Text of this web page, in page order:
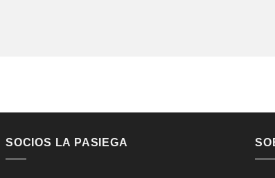
SOCIOS LA PASIEGA